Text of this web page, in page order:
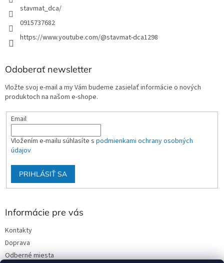
stavmat_dca/
0915737682
https://www.youtube.com/@stavmat-dca1298
Odoberať newsletter
Vložte svoj e-mail a my Vám budeme zasielať informácie o nových
produktoch na našom e-shope.
Email
Vložením e-mailu súhlasíte s podmienkami ochrany osobných
údajov
PRIHLÁSIŤ SA
Informácie pre vás
Kontakty
Doprava
Odberné miesta